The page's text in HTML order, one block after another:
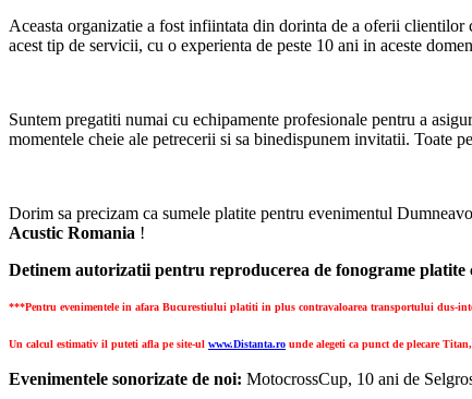
Aceasta organizatie a fost infiintata din dorinta de a oferii
acest tip de servicii, cu o experienta de peste 10 ani in aceste
Suntem pregatiti numai cu echipamente profesionale pentru a
momentele cheie ale petrecerii si sa binedispunem invitatii. Toate
Dorim sa precizam ca sumele platite pentru evenimentul
Acustic Romania !
Detinem autorizatii pentru reproducerea de fonograme platite
***Pentru evenimentele in afara Bucurestiului platiti in plus contravaloarea transportului dus-
Un calcul estimativ il puteti afla pe site-ul www.Distanta.ro unde alegeti ca punct de plecare
Evenimentele sonorizate de noi: MotocrossCup, 10 ani de